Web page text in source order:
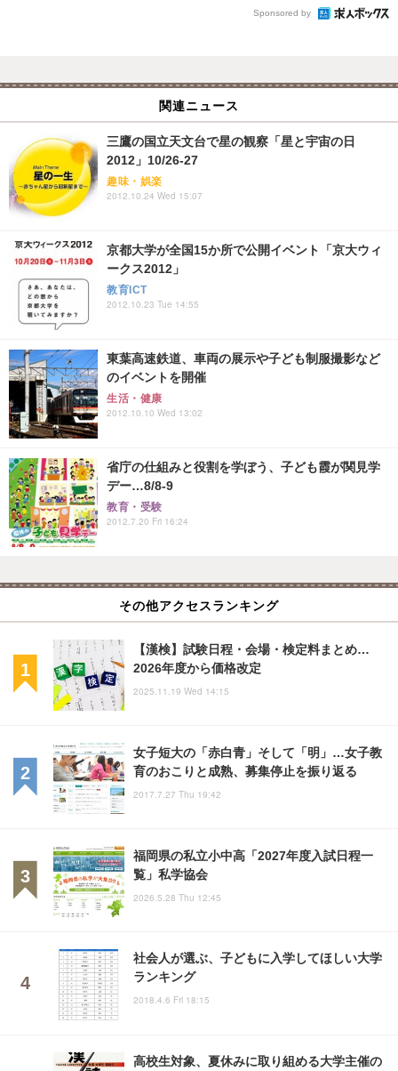
Sponsored by
関連ニュース
三鷹の国立天文台で星の観察「星と宇宙の日
2012」10/26-27
趣味・娯楽
2012.10.24 Wed 15:07
京都大学が全国15か所で公開イベント「京大ウィ
ークス2012」
教育ICT
2012.10.23 Tue 14:55
東葉高速鉄道、車両の展示や子ども制服撮影など
のイベントを開催
生活・健康
2012.10.10 Wed 13:02
省庁の仕組みと役割を学ぼう、子ども霞が関見学
デー…8/8-9
教育・受験
2012.7.20 Fri 16:24
その他アクセスランキング
【漢検】試験日程・会場・検定料まとめ…
2026年度から価格改定
2025.11.19 Wed 14:15
女子短大の「赤白青」そして「明」…女子教
育のおこりと成熟、募集停止を振り返る
2017.7.27 Thu 19:42
福岡県の私立小中高「2027年度入試日程一
覧」私学協会
2026.5.28 Thu 12:45
社会人が選ぶ、子どもに入学してほしい大学
ランキング
2018.4.6 Fri 18:15
高校生対象、夏休みに取り組める大学主催の